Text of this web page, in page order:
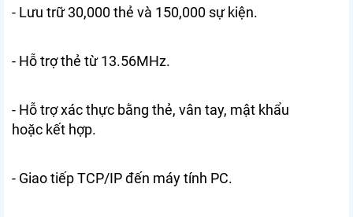
- Lưu trữ 30,000 thẻ và 150,000 sự kiện.
- Hỗ trợ thẻ từ 13.56MHz.
- Hỗ trợ xác thực bằng thẻ, vân tay, mật khẩu
hoặc kết hợp.
- Giao tiếp TCP/IP đến máy tính PC.